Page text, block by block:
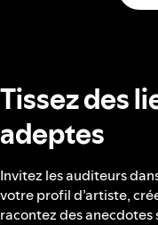
Tissez des
adeptes
Invitez les auditeurs
votre profil d’artiste,
racontez des